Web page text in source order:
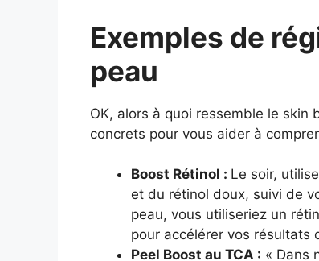
Exemples de
peau
OK, alors à quoi ressemble le skin
concrets pour vous aider à
Boost Rétinol : Le soir,
et du rétinol doux, suivi de
peau, vous utiliseriez un
pour accélérer vos résultats
Peel Boost au TCA : « Dans